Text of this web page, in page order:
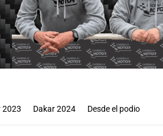
2023 Dakar 2024 Desde el podio